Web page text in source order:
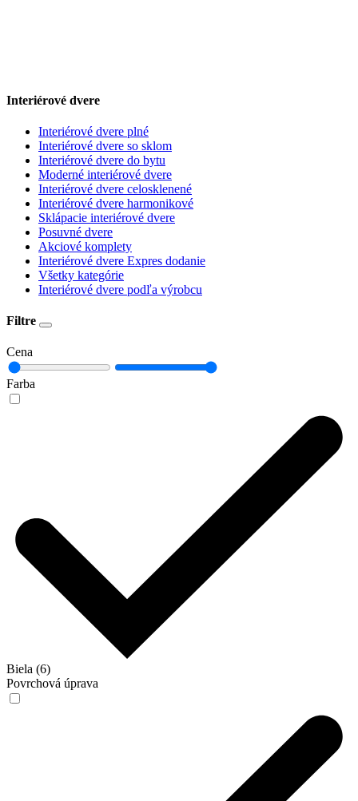
Interiérové dvere
Interiérové dvere plné
Interiérové dvere so sklom
Interiérové dvere do bytu
Moderné interiérové dvere
Interiérové dvere celosklenené
Interiérové dvere harmonikové
Sklápacie interiérové dvere
Posuvné dvere
Akciové komplety
Interiérové dvere Expres dodanie
Všetky kategórie
Interiérové dvere podľa výrobcu
Filtre
Cena
Farba
Biela (6)
Povrchová úprava